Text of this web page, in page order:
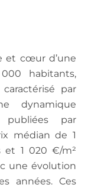
et cœur d’une
habitants,
par
dynamique
publiées par
médian de 1
et 1 020 €/m²
une évolution
années. Ces